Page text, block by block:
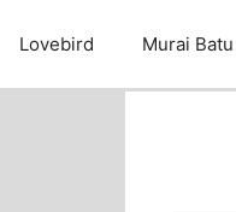
Lovebird Murai Batu